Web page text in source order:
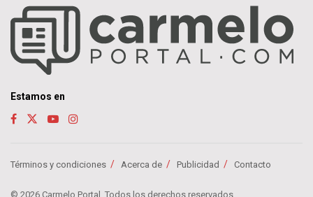
Estamos en
Términos y condiciones Acerca de Publicidad Contacto
© 2026 Carmelo Portal. Todos los derechos reservados.